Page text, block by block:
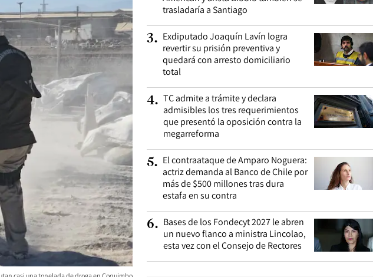
trasladaría a Santiago
3. Exdiputado Joaquín Lavín logra
revertir su prisión preventiva y
quedará con arresto domiciliario
total
4. TC admite a trámite y declara
admisibles los tres requerimientos
que presentó la oposición contra la
megarreforma
5. El contraataque de Amparo Noguera:
actriz demanda al Banco de Chile por
más de $500 millones tras dura
estafa en su contra
6. Bases de los Fondecyt 2027 le abren
un nuevo flanco a ministra Lincolao,
esta vez con el Consejo de Rectores